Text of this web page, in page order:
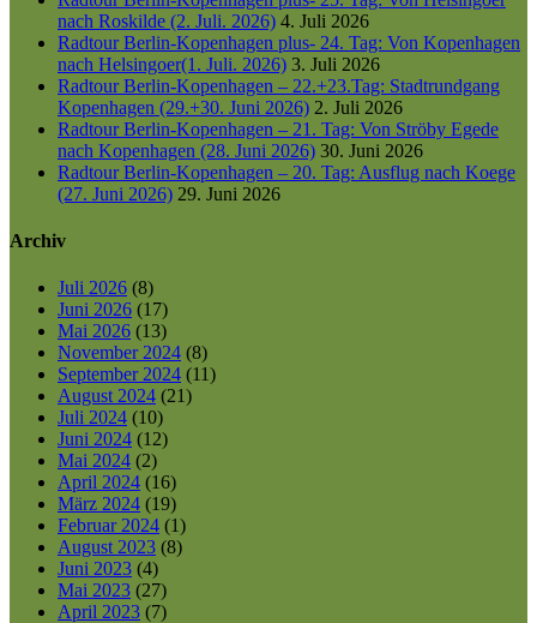
nach Roskilde (2. Juli. 2026) 4. Juli 2026
Radtour Berlin-Kopenhagen plus- 24. Tag: Von Kopenhagen
nach Helsingoer(1. Juli. 2026) 3. Juli 2026
Radtour Berlin-Kopenhagen – 22.+23.Tag: Stadtrundgang
Kopenhagen (29.+30. Juni 2026) 2. Juli 2026
Radtour Berlin-Kopenhagen – 21. Tag: Von Ströby Egede
nach Kopenhagen (28. Juni 2026) 30. Juni 2026
Radtour Berlin-Kopenhagen – 20. Tag: Ausflug nach Koege
(27. Juni 2026) 29. Juni 2026
Archiv
Juli 2026 (8)
Juni 2026 (17)
Mai 2026 (13)
November 2024 (8)
September 2024 (11)
August 2024 (21)
Juli 2024 (10)
Juni 2024 (12)
Mai 2024 (2)
April 2024 (16)
März 2024 (19)
Februar 2024 (1)
August 2023 (8)
Juni 2023 (4)
Mai 2023 (27)
April 2023 (7)